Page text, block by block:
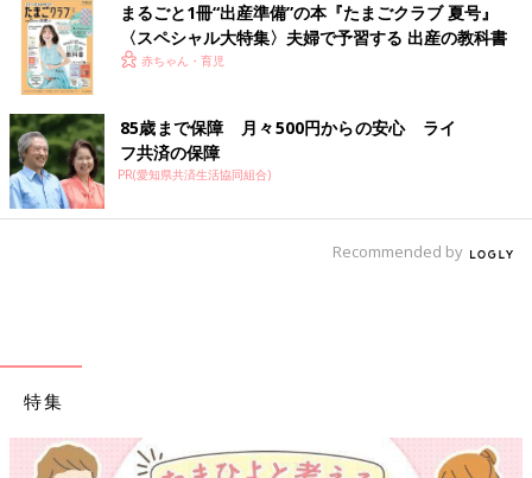
まるごと1冊“出産準備”の本『たまごクラブ 夏号』
〈スペシャル大特集〉夫婦で予習する 出産の教科書
赤ちゃん・育児
85歳まで保障 月々500円からの安心 ライ
フ共済の保障
PR(愛知県共済生活協同組合)
Recommended by
特集